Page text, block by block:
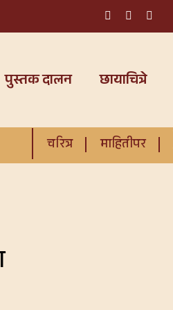
पुस्तक दालन छायाचित्रे
चरित्र माहितीपर